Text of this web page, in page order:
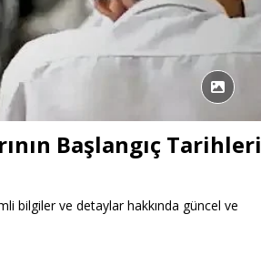
Başlangıç Tarihleri
bilgiler ve detaylar hakkında güncel ve